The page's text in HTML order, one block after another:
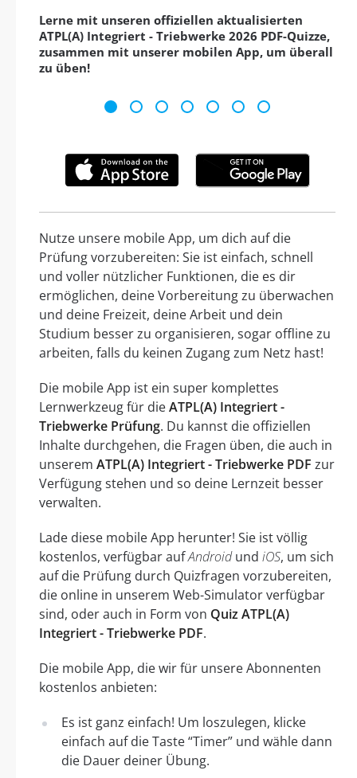
Lerne mit unseren offiziellen aktualisierten
ATPL(A) Integriert - Triebwerke 2026 PDF-Quizze,
zusammen mit unserer mobilen App, um überall
zu üben!
Nutze unsere mobile App, um dich auf die
Prüfung vorzubereiten: Sie ist einfach, schnell
und voller nützlicher Funktionen, die es dir
ermöglichen, deine Vorbereitung zu überwachen
und deine Freizeit, deine Arbeit und dein
Studium besser zu organisieren, sogar offline zu
arbeiten, falls du keinen Zugang zum Netz hast!
Die mobile App ist ein super komplettes
Lernwerkzeug für dieATPL(A) Integriert -
Triebwerke Prüfung. Du kannst die offiziellen
Inhalte durchgehen, die Fragen üben, die auch in
unserem ATPL(A) Integriert - Triebwerke PDF zur
Verfügung stehen und so deine Lernzeit besser
verwalten.
Lade diese mobile App herunter! Sie ist völlig
kostenlos, verfügbar aufAndroidund iOS, um sich
auf die Prüfung durch Quizfragen vorzubereiten,
die online in unserem Web-Simulator verfügbar
sind, oder auch in Form von Quiz ATPL(A)
Integriert - Triebwerke PDF.
Die mobile App, die wir für unsere Abonnenten
kostenlos anbieten:
Es ist ganz einfach! Um loszulegen, klicke
einfach auf die Taste “Timer” und wähle dann
die Dauer deiner Übung.